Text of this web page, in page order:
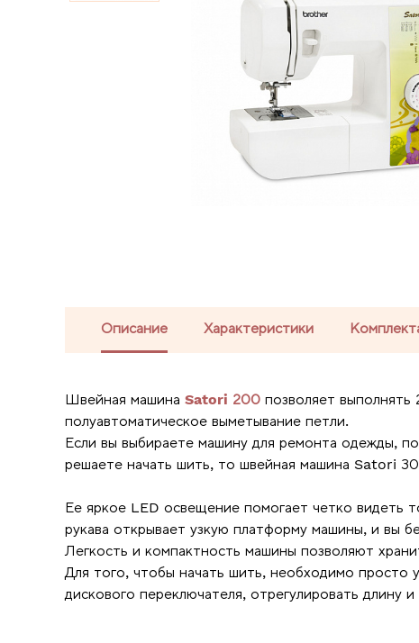
Описание Характеристики
Швейная машина Satori 200 позволяет выполнять
полуавтоматическое выметывание петли.
Если вы выбираете машину для ремонта одежды,
решаете начать шить, то швейная машина Satori
Ее яркое LED освещение помогает четко видеть
рукава открывает узкую платформу машины, и вы
Легкость и компактность машины позволяют
Для того, чтобы начать шить, необходимо просто
дискового переключателя, отрегулировать длину